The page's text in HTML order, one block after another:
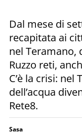
Dal mese di
recapitata ai
nel Teramano,
Ruzzo reti,
C’è la crisi:
dell’acqua
Rete8.
Sasa